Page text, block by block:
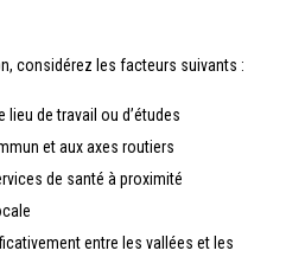
considérez les facteurs suivants :
lieu de travail ou d’études
et aux axes routiers
de santé à proximité
entre les vallées et les